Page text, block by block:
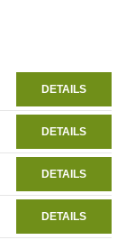
DETAILS
DETAILS
DETAILS
DETAILS